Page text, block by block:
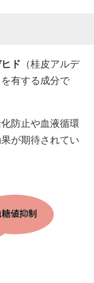
ド （桂皮アルデ
有する成分で
防止や血液循環
が期待されてい